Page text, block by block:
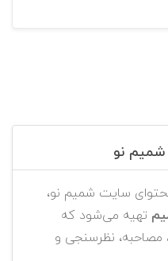
شمیم نو
سایت شمیم نو،
تهیه می‌شود که
مصاحبه، نظرسنجی و